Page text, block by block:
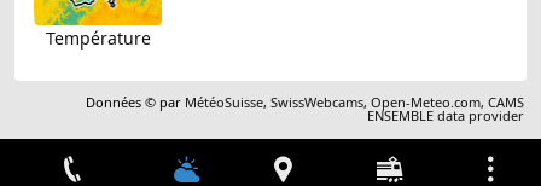
Température
Données © par MétéoSuisse,SwissWebcams,Open-Meteo.com,CAMS
ENSEMBLE data provider